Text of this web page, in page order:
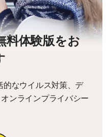
料体験版をお
なウイルス対策、デ
ンラインプライバシー